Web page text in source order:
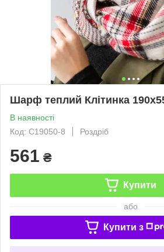
Шарф теплий Клітинка
В наявності
Код: С19050-8
Роздріб
561 ₴
Купити
або
Купити з